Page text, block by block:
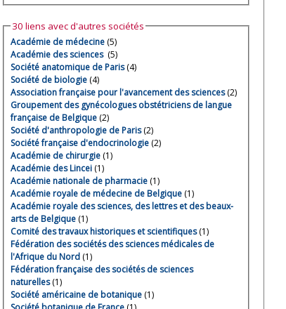
30 liens avec d'autres sociétés
Académie de médecine(5)
Académie des sciences (5)
Société anatomique de Paris(4)
Société de biologie(4)
Association française pour l'avancement des sciences(2)
Groupement des gynécologues obstétriciens de langue
française de Belgique(2)
Société d'anthropologie de Paris(2)
Société française d'endocrinologie(2)
Académie de chirurgie(1)
Académie des Lincei(1)
Académie nationale de pharmacie(1)
Académie royale de médecine de Belgique(1)
Académie royale des sciences, des lettres et des beaux-
arts de Belgique(1)
Comité des travaux historiques et scientifiques(1)
Fédération des sociétés des sciences médicales de
l'Afrique du Nord(1)
Fédération française des sociétés de sciences
naturelles(1)
Société américaine de botanique(1)